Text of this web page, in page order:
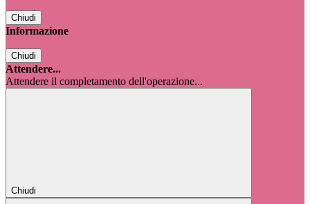
Chiudi
Informazione
Chiudi
Attendere...
Attendere il completamento dell'operazione...
Chiudi